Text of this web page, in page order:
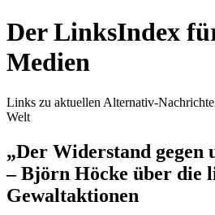
Der LinksIndex
Medien
Links zu aktuellen Alternativ-
Welt
„Der Widerstand gegen
– Björn Höcke über die
Gewaltaktionen